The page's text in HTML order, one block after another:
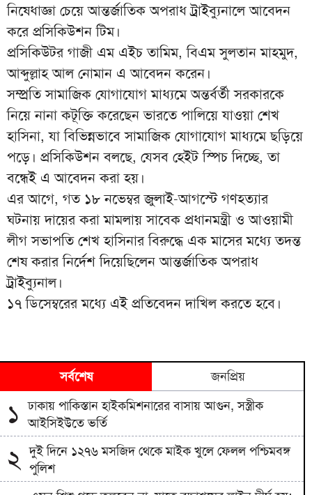
নিষেধাজ্ঞা চেয়ে আন্তর্জাতিক অপরাধ ট্রাইব্যুনালে আবেদন
করে প্রসিকিউশন টিম।
প্রসিকিউটর গাজী এম এইচ তামিম, বিএম সুলতান মাহমুদ,
আব্দুল্লাহ আল নোমান এ আবেদন করেন।
সম্প্রতি সামাজিক যোগাযোগ মাধ্যমে অন্তর্বর্তী সরকারকে
নিয়ে নানা কটূক্তি করেছেন ভারতে পালিয়ে যাওয়া শেখ
হাসিনা, যা বিভিন্নভাবে সামাজিক যোগাযোগ মাধ্যমে ছড়িয়ে
পড়ে। প্রসিকিউশন বলছে, যেসব হেইট স্পিচ দিচ্ছে, তা
বন্ধেই এ আবেদন করা হয়।
এর আগে, গত ১৮ নভেম্বর জুলাই-আগস্টে গণহত্যার
ঘটনায় দায়ের করা মামলায় সাবেক প্রধানমন্ত্রী ও আওয়ামী
লীগ সভাপতি শেখ হাসিনার বিরুদ্ধে এক মাসের মধ্যে তদন্ত
শেষ করার নির্দেশ দিয়েছিলেন আন্তর্জাতিক অপরাধ
ট্রাইব্যুনাল।
১৭ ডিসেম্বরের মধ্যে এই প্রতিবেদন দাখিল করতে হবে।
সর্বশেষ জনপ্রিয়
১ ঢাকায় পাকিস্তান হাইকমিশনারের বাসায় আগুন, সস্ত্রীক
আইসিইউতে ভর্তি
২
দুই দিনে ১২৭৬ মসজিদ থেকে মাইক খুলে ফেলল পশ্চিমবঙ্গ
পুলিশ